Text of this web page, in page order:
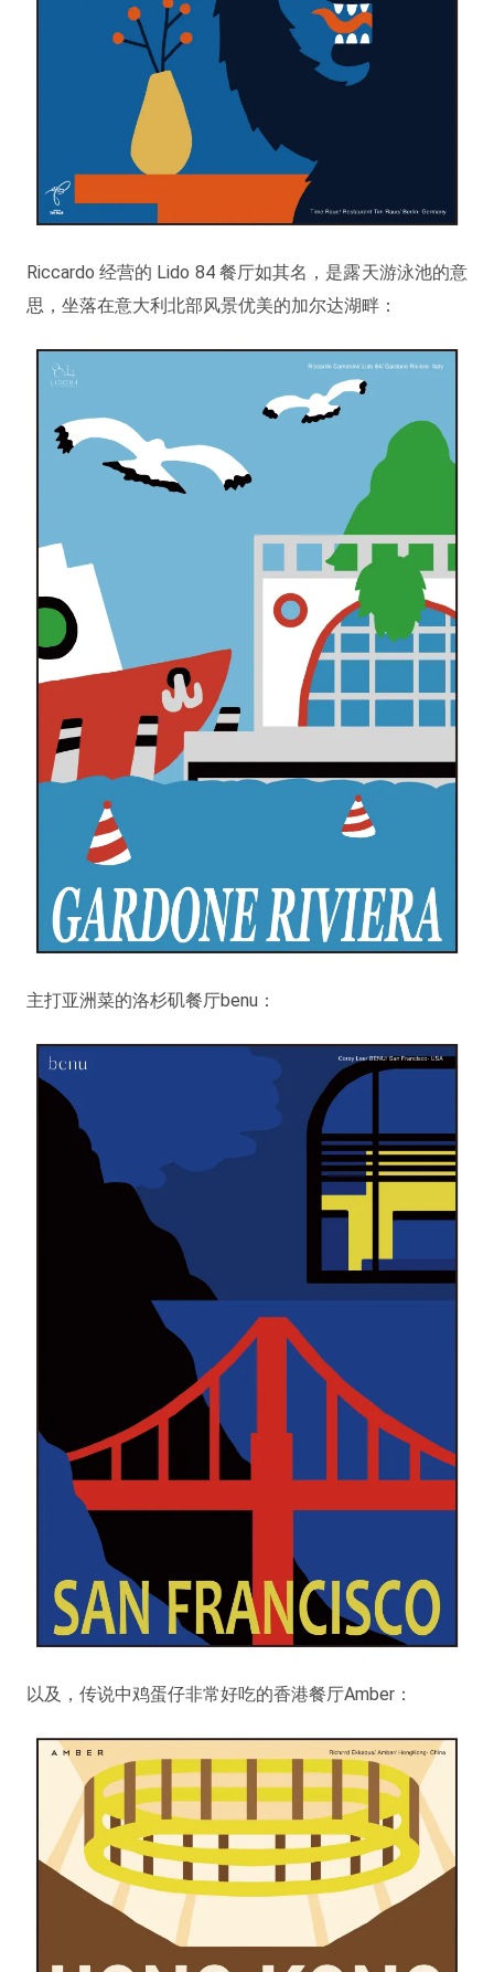
Riccardo 经营的 Lido 84 餐厅如其名，是露天游泳池的意
思，坐落在意大利北部风景优美的加尔达湖畔：
主打亚洲菜的洛杉矶餐厅benu：
以及，传说中鸡蛋仔非常好吃的香港餐厅Amber：